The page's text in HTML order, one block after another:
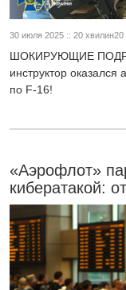
30 июля 2025 :: 20 хвилин20
ШОКИРУЮЩИЕ
инструктор
по F-16!
«Аэрофлот»
кибератакой: